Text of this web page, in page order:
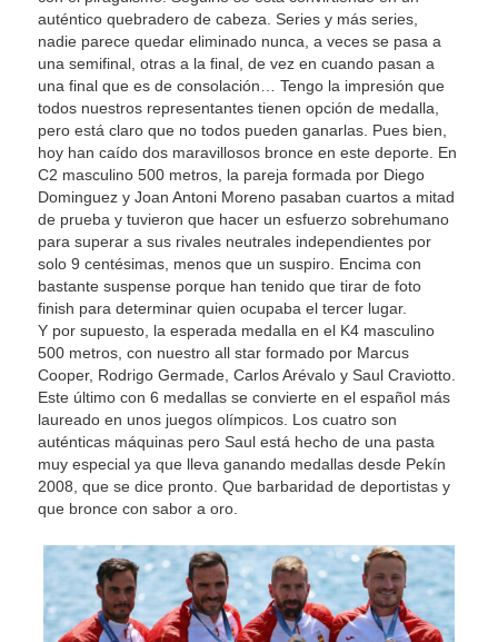
auténtico quebradero de cabeza. Series y más series,
nadie parece quedar eliminado nunca, a veces se pasa a
una semifinal, otras a la final, de vez en cuando pasan a
una final que es de consolación… Tengo la impresión que
todos nuestros representantes tienen opción de medalla,
pero está claro que no todos pueden ganarlas. Pues bien,
hoy han caído dos maravillosos bronce en este deporte. En
C2 masculino 500 metros, la pareja formada por Diego
Dominguez y Joan Antoni Moreno pasaban cuartos a mitad
de prueba y tuvieron que hacer un esfuerzo sobrehumano
para superar a sus rivales neutrales independientes por
solo 9 centésimas, menos que un suspiro. Encima con
bastante suspense porque han tenido que tirar de foto
finish para determinar quien ocupaba el tercer lugar.
Y por supuesto, la esperada medalla en el K4 masculino
500 metros, con nuestro all star formado por Marcus
Cooper, Rodrigo Germade, Carlos Arévalo y Saul Craviotto.
Este último con 6 medallas se convierte en el español más
laureado en unos juegos olímpicos. Los cuatro son
auténticas máquinas pero Saul está hecho de una pasta
muy especial ya que lleva ganando medallas desde Pekín
2008, que se dice pronto. Que barbaridad de deportistas y
que bronce con sabor a oro.